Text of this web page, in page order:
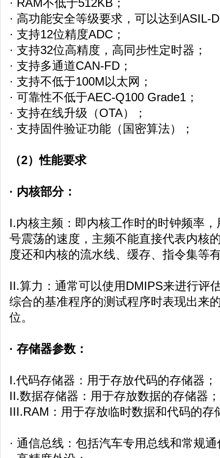
· RAM不低于512KB；
· 高功能安全等级要求，可以达到ASIL-
· 支持12位精度ADC；
· 支持32位高精度，高同步性定时器；
· 支持多通道CAN-FD；
· 支持不低于100M以太网；
· 可靠性不低于AEC-Q100 Grade1；
· 支持在线升级（OTA）；
· 支持固件验证功能（国密算法）；
（2）性能要求
· 内核部分：
I.内核主频：即内核工作时的时钟频率
号震荡的速度，主频不能直接代表内核
度还和内核的流水线、缓存、指令集等
II.算力：通常可以使用DMIPS来进行评
综合的基准程序的测试程序时表现出来
位。
· 存储器参数：
I.代码存储器：用于存放代码的存储器；
II.数据存储器：用于存放数据的存储器；
III.RAM：用于存放临时数据和代码的存
· 通信总线：包括汽车专用总线和常规